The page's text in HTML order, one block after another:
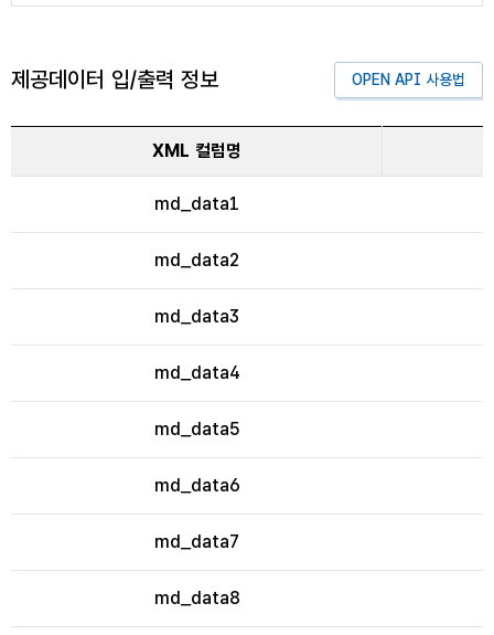
제공데이터 입/출력 정보 OPEN API 사용법
XML 컬럼명
md_data1
md_data2
md_data3
md_data4
md_data5
md_data6
md_data7
md_data8